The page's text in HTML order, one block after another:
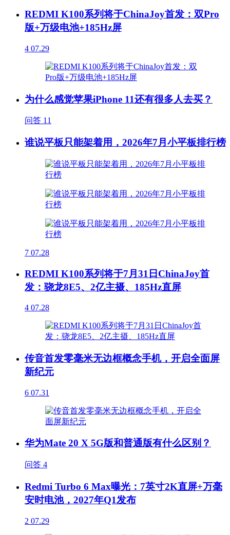
REDMI K100系列将于ChinaJoy首发：双Pro
版+万级电池+185Hz屏
4 07.29
为什么感觉苹果iPhone 11还有很多人去买？
问答 11
谁说平板只能架着用，2026年7月小平板排行榜
7 07.28
REDMI K100系列将于7月31日ChinaJoy首
发：骁龙8E5、2亿主摄、185Hz直屏
4 07.28
传音首发零毫米无边框概念手机，开启全面屏
新纪元
6 07.31
华为Mate 20 X 5G版和普通版有什么区别？
问答 4
Redmi Turbo 6 Max曝光：7英寸2K直屏+万毫
安时电池，2027年Q1发布
2 07.29